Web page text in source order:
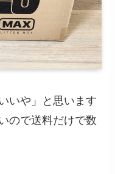
いや」と思います
ので送料だけで数